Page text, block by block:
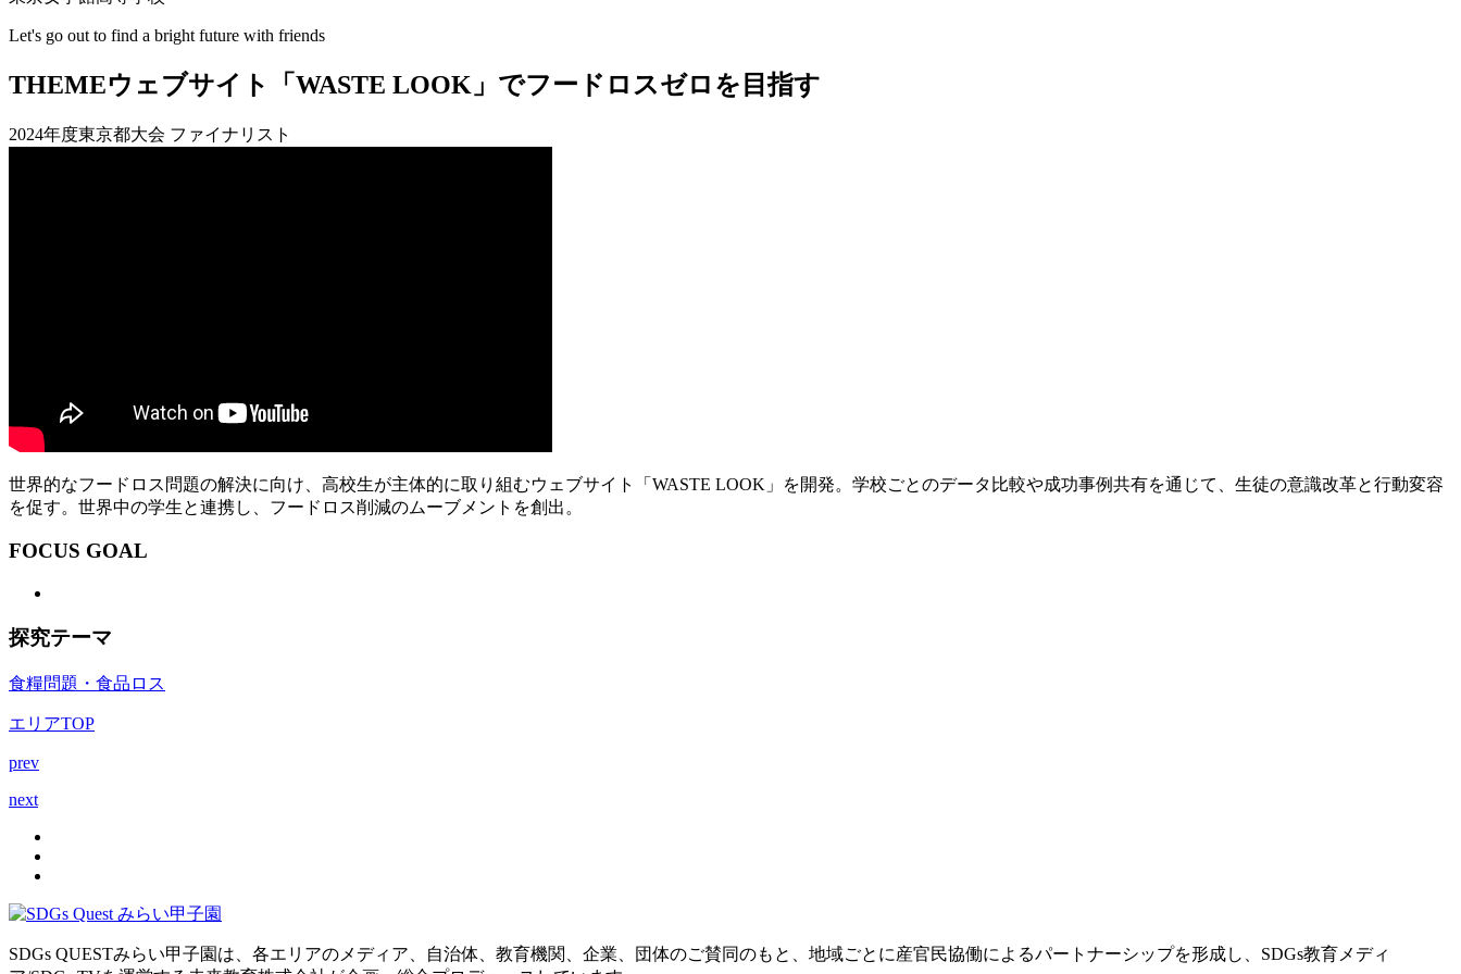
Let's go out to find a bright future with friends
THEMEウェブサイト「WASTE LOOK」でフードロスゼロを目指す
2024年度東京都大会 ファイナリスト
世界的なフードロス問題の解決に向け、高校生が主体的に取り組むウェブサイト「WASTE LOOK」を開発。学校ごとのデータ比較や成功事例共有を通じて、生徒の意識改革と行動変容
を促す。世界中の学生と連携し、フードロス削減のムーブメントを創出。
FOCUS GOAL
探究テーマ
食糧問題・食品ロス
エリアTOP
prev
next
SDGs QUESTみらい甲子園は、各エリアのメディア、自治体、教育機関、企業、団体のご賛同のもと、地域ごとに産官民協働によるパートナーシップを形成し、SDGs教育メディ